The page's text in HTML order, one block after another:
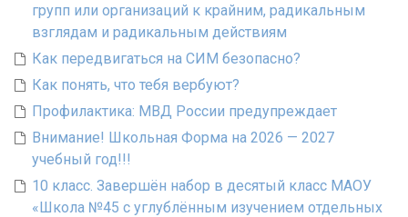
групп или организаций к крайним, радикальным
взглядам и радикальным действиям
Как передвигаться на СИМ безопасно?
Как понять, что тебя вербуют?
Профилактика: МВД России предупреждает
Внимание! Школьная Форма на 2026 — 2027
учебный год!!!
10 класс. Завершён набор в десятый класс МАОУ
«Школа №45 с углублённым изучением отдельных